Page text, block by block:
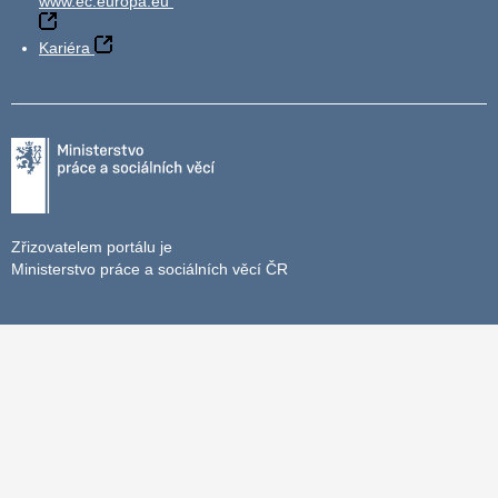
Kariéra
Zřizovatelem portálu je
Ministerstvo práce a sociálních věcí ČR